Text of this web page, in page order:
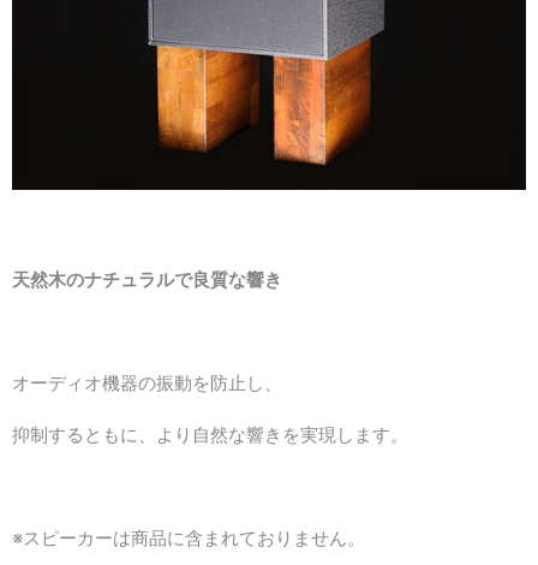
天然木のナチュラルで良質な響き
オーディオ機器の振動を防止し、
抑制するともに、より自然な響きを実現します。
※スピーカーは商品に含まれておりません。